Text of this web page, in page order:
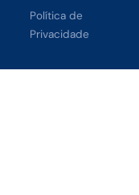
Política de
Privacidade